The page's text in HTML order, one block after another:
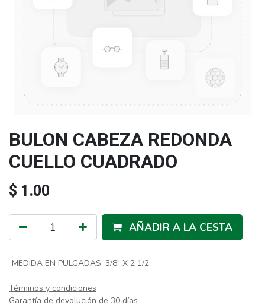
BULON CABEZA REDONDA
CUELLO CUADRADO
$ 1.00
AÑADIR A LA CESTA
MEDIDA EN PULGADAS: 3/8" X 2 1/2
Términos y condiciones
Garantía de devolución de 30 días